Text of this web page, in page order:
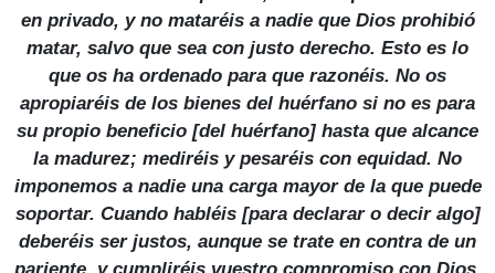
en privado, y no mataréis a nadie que Dios prohibió
matar, salvo que sea con justo derecho. Esto es lo
que os ha ordenado para que razonéis. No os
apropiaréis de los bienes del huérfano si no es para
su propio beneficio [del huérfano] hasta que alcance
la madurez; mediréis y pesaréis con equidad. No
imponemos a nadie una carga mayor de la que puede
soportar. Cuando habléis [para declarar o decir algo]
deberéis ser justos, aunque se trate en contra de un